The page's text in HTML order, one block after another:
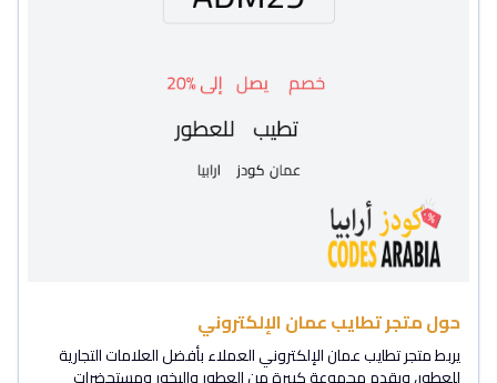
حول متجر تطايب عمان الإلكتروني
يربط متجر تطايب عمان الإلكتروني العملاء بأفضل العلامات التجارية
للعطور، ويقدم مجموعة كبيرة من العطور والبخور ومستحضرات